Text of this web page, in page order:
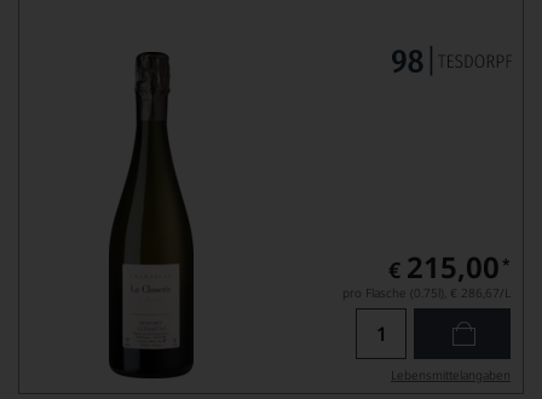
€ 215,00 *
pro Flasche (0.75l), € 286,67/L
Lebensmittel­angaben